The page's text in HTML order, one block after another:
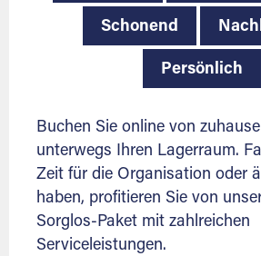
Schonend
Persönlich
Buchen Sie online von
unterwegs Ihren Lagerraum.
Zeit für die Organisation oder
haben, profitieren Sie von
Sorglos-Paket mit zahlreichen
Serviceleistungen.